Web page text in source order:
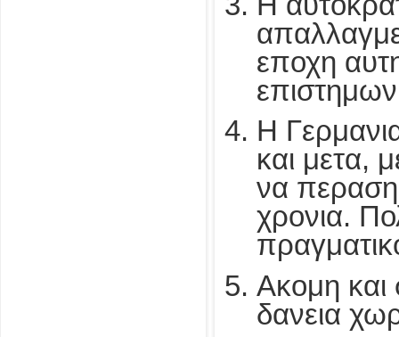
εποχη
Η
και μετα,
να
χρονια.
Ακομη και
δανεια